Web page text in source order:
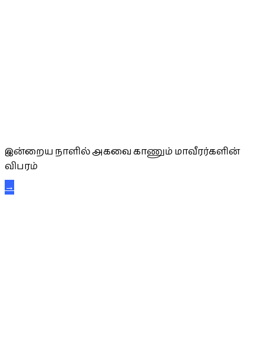
இன்றைய நாளில் அகவை காணும் மாவீரர்களின்
விபரம்
→